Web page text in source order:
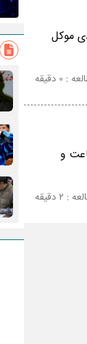
موکل
0 دقیقه
و
دقیقه